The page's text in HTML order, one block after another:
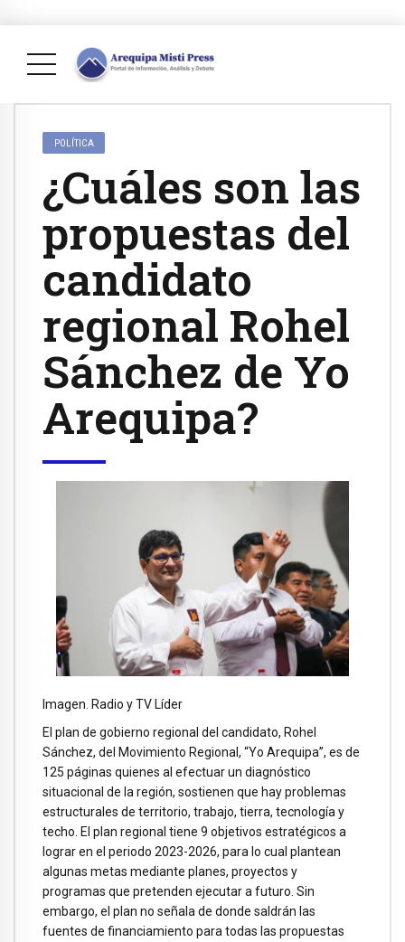
POLÍTICA
¿Cuáles son las
propuestas del
candidato
regional Rohel
Sánchez de Yo
Arequipa?
Imagen. Radio y TV Líder
El plan de gobierno regional del candidato, Rohel
Sánchez, del Movimiento Regional, “Yo Arequipa”, es de
125 páginas quienes al efectuar un diagnóstico
situacional de la región, sostienen que hay problemas
estructurales de territorio, trabajo, tierra, tecnología y
techo. El plan regional tiene 9 objetivos estratégicos a
lograr en el periodo 2023-2026, para lo cual plantean
algunas metas mediante planes, proyectos y
programas que pretenden ejecutar a futuro. Sin
embargo, el plan no señala de donde saldrán las
fuentes de financiamiento para todas las propuestas